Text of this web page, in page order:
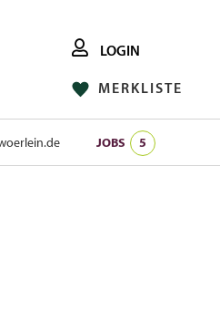
LOGIN
MERKLISTE
JOBS 5
FACEBOOK